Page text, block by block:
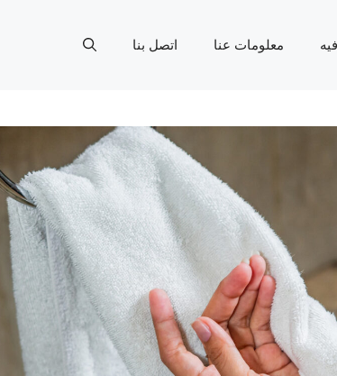
معلومات عنا اتصل بنا